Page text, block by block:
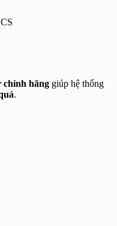
chính hãng giúp hệ thống
.